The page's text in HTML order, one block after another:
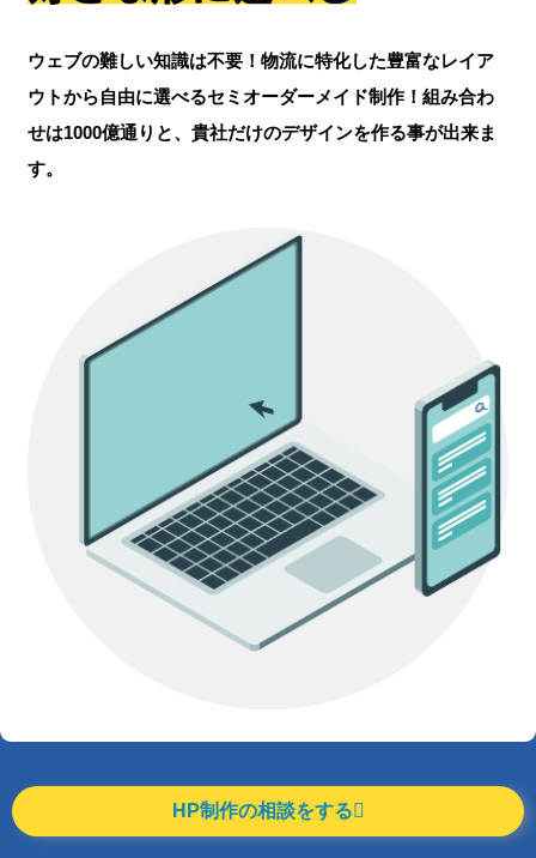
ウェブの難しい知識は不要！物流に特化した豊富なレイア
ウトから自由に選べるセミオーダーメイド制作！組み合わ
せは1000億通りと、貴社だけのデザインを作る事が出来ま
す。
HP制作の相談をする